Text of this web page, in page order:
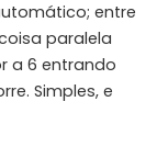
entre
paralela
a 6 entrando
Simples, e